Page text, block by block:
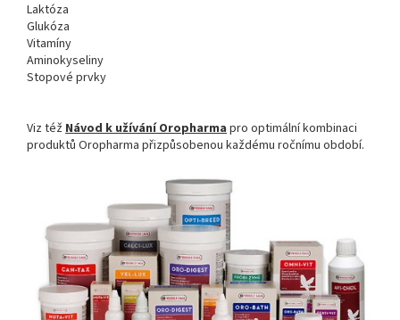
Laktóza
Glukóza
Vitamíny
Aminokyseliny
Stopové prvky
Viz téžNávod k užívání Oropharmapro optimální kombinaci
produktů Oropharma přizpůsobenou každému ročnímu období.